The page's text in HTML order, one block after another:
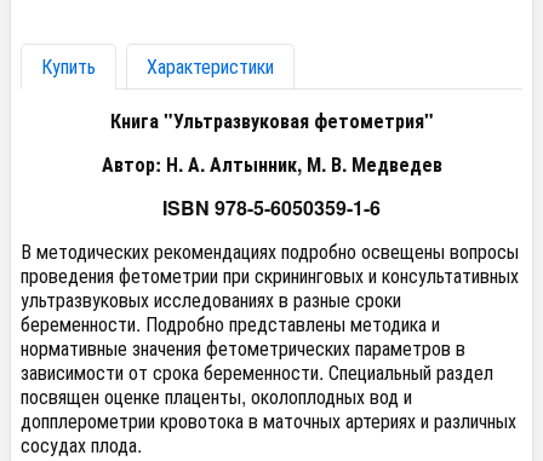
Купить
Характеристики
Книга "Ультразвуковая фетометрия"
Автор: Н. А. Алтынник, М. В. Медведев
ISBN 978-5-6050359-1-6
В методических рекомендациях подробно освещены вопросы
проведения фетометрии при скрининговых и консультативных
ультразвуковых исследованиях в разные сроки
беременности. Подробно представлены методика и
нормативные значения фетометрических параметров в
зависимости от срока беременности. Специальный раздел
посвящен оценке плаценты, околоплодных вод и
допплерометрии кровотока в маточных артериях и различных
сосудах плода.